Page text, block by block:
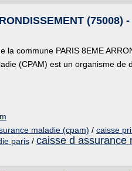
(75008)
la commune PARIS 8EME
(CPAM) est un organisme de
maladie (cpam) / caisse
paris / caisse d assurance